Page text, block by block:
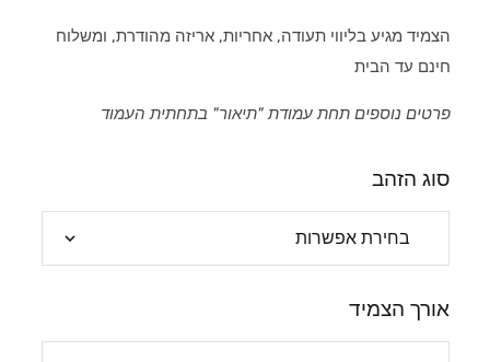
הצמיד מגיע בליווי תעודה, אחריות, אריזה מהודרת, ומשלוח
חינם עד הבית
פרטים נוספים תחת עמודת "תיאור" בתחתית העמוד
סוג הזהב
אורך הצמיד